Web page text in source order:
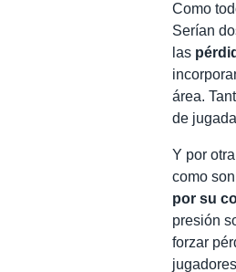
Como
Serían
las
área.
de
Y por
como
por su
presión
forzar